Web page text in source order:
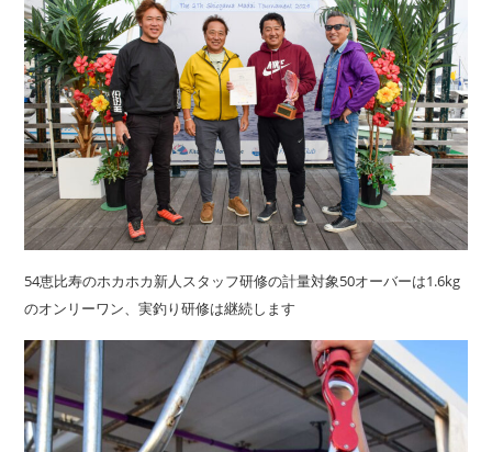
54恵比寿のホカホカ新人スタッフ研修の計量対象50オーバーは1.6kg
のオンリーワン、実釣り研修は継続します